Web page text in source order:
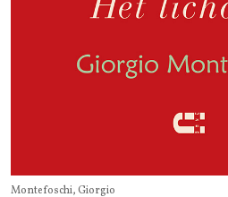
Montefoschi, Giorgio